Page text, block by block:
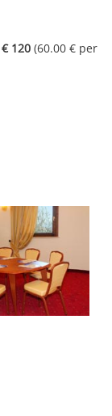
€ 120 (60.00 € per